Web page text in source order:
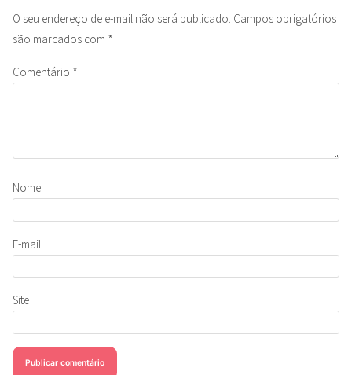
O seu endereço de e-mail não será publicado. Campos obrigatórios
são marcados com *
Comentário *
Nome
E-mail
Site